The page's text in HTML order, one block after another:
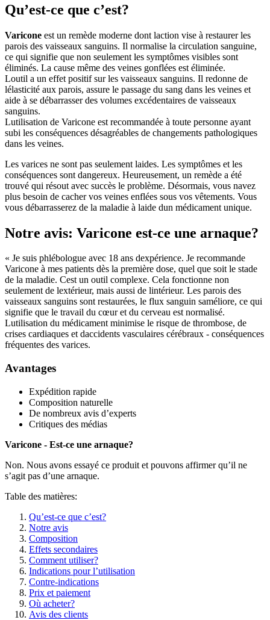
Qu’est-ce que c’est?
Varicone est un remède moderne dont laction vise à restaurer les
parois des vaisseaux sanguins. Il normalise la circulation sanguine,
ce qui signifie que non seulement les symptômes visibles sont
éliminés. La cause même des veines gonflées est éliminée.
Loutil a un effet positif sur les vaisseaux sanguins. Il redonne de
lélasticité aux parois, assure le passage du sang dans les veines et
aide à se débarrasser des volumes excédentaires de vaisseaux
sanguins.
Lutilisation de Varicone est recommandée à toute personne ayant
subi les conséquences désagréables de changements pathologiques
dans les veines.
Les varices ne sont pas seulement laides. Les symptômes et les
conséquences sont dangereux. Heureusement, un remède a été
trouvé qui résout avec succès le problème. Désormais, vous navez
plus besoin de cacher vos veines enflées sous vos vêtements. Vous
vous débarrasserez de la maladie à laide dun médicament unique.
Notre avis: Varicone est-ce une arnaque?
« Je suis phlébologue avec 18 ans dexpérience. Je recommande
Varicone à mes patients dès la première dose, quel que soit le stade
de la maladie. Cest un outil complexe. Cela fonctionne non
seulement de lextérieur, mais aussi de lintérieur. Les parois des
vaisseaux sanguins sont restaurées, le flux sanguin saméliore, ce qui
signifie que le travail du cœur et du cerveau est normalisé.
Lutilisation du médicament minimise le risque de thrombose, de
crises cardiaques et daccidents vasculaires cérébraux - conséquences
fréquentes des varices.
Avantages
Expédition rapide
Composition naturelle
De nombreux avis d’experts
Critiques des médias
Varicone - Est-ce une arnaque?
Non. Nous avons essayé ce produit et pouvons affirmer qu’il ne
s’agit pas d’une arnaque.
Table des matières:
Qu’est-ce que c’est?
Notre avis
Composition
Effets secondaires
Comment utiliser?
Indications pour l’utilisation
Contre-indications
Prix et paiement
Où acheter?
Avis des clients